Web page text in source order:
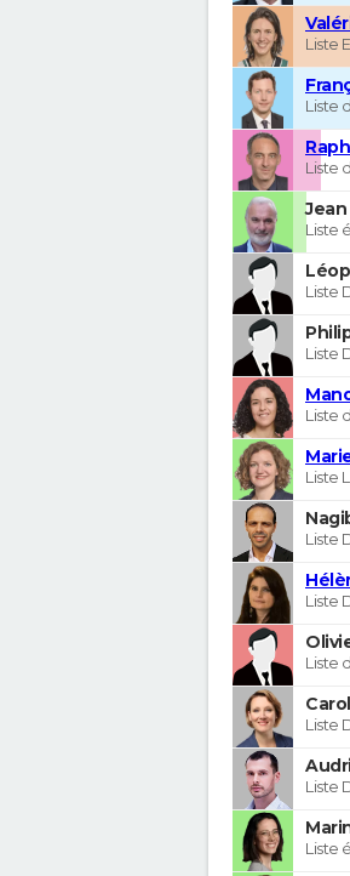
Liste
Liste
Liste
Liste
Liste
Liste
Liste
Liste
Liste
Liste
Liste
Liste
Liste
Liste